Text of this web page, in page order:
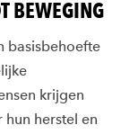
BEWEGING
basisbehoefte
krijgen
hun herstel en